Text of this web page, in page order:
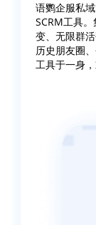
语鹦企服私
SCRM工具
变、无限群
历史朋友圈
工具于一身，